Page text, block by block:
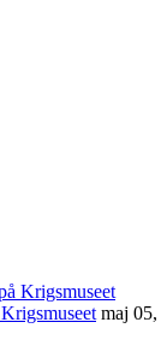
maj 05,